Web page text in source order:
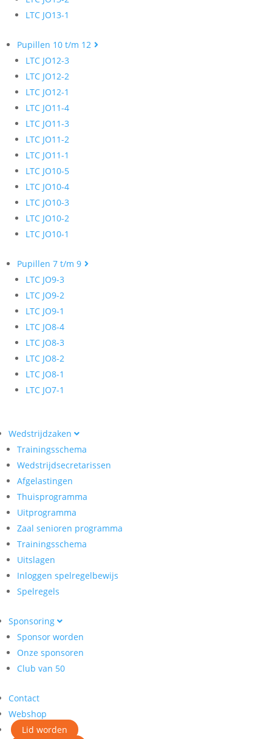
LTC JO13-1
Pupillen 10 t/m 12
LTC JO12-3
LTC JO12-2
LTC JO12-1
LTC JO11-4
LTC JO11-3
LTC JO11-2
LTC JO11-1
LTC JO10-5
LTC JO10-4
LTC JO10-3
LTC JO10-2
LTC JO10-1
Pupillen 7 t/m 9
LTC JO9-3
LTC JO9-2
LTC JO9-1
LTC JO8-4
LTC JO8-3
LTC JO8-2
LTC JO8-1
LTC JO7-1
Wedstrijdzaken
Trainingsschema
Wedstrijdsecretarissen
Afgelastingen
Thuisprogramma
Uitprogramma
Zaal senioren programma
Trainingsschema
Uitslagen
Inloggen spelregelbewijs
Spelregels
Sponsoring
Sponsor worden
Onze sponsoren
Club van 50
Contact
Webshop
Lid worden